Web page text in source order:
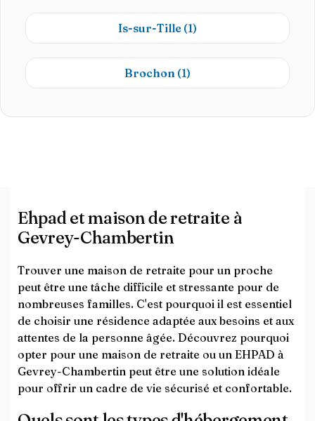
Is-sur-Tille (1)
Brochon (1)
Ehpad et maison de retraite à
Gevrey-Chambertin
Trouver une maison de retraite pour un proche
peut être une tâche difficile et stressante pour de
nombreuses familles. C'est pourquoi il est essentiel
de choisir une résidence adaptée aux besoins et aux
attentes de la personne âgée. Découvrez pourquoi
opter pour une maison de retraite ou un EHPAD à
Gevrey-Chambertin peut être une solution idéale
pour offrir un cadre de vie sécurisé et confortable.